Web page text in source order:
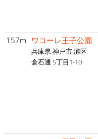
157m ワコーレ王子公園
兵庫県 神戸市 灘区
倉石通 5丁目1-10